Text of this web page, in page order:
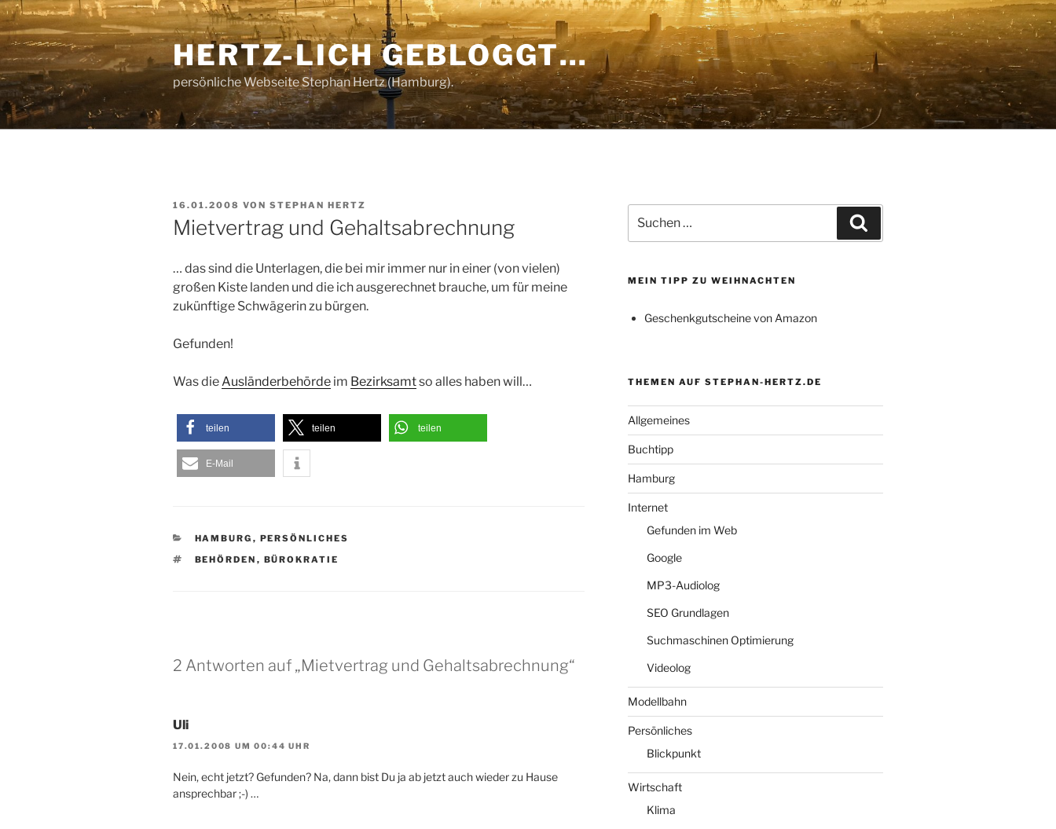
Zum
Inhalt
springen
HERTZ-LICH GEBLOGGT…
persönliche Webseite Stephan Hertz (Hamburg).
VERÖFFENTLICHT
AM
16.01.2008 VON STEPHAN HERTZ
Mietvertrag und Gehaltsabrechnung
… das sind die Unterlagen, die bei mir immer nur in einer (von vielen)
großen Kiste landen und die ich ausgerechnet brauche, um für meine
zukünftige Schwägerin zu bürgen.
Gefunden!
Was dieAusländerbehörde im Bezirksamtso alles haben will…
teilen teilen teilen
E-Mail
KATEGORIEN
HAMBURG , PERSÖNLICHES
SCHLAGWÖRTER
BEHÖRDEN , BÜROKRATIE
2 Antworten auf „Mietvertrag und Gehaltsabrechnung“
Uli
17.01.2008 UM 00:44 UHR
Nein, echt jetzt? Gefunden? Na, dann bist Du ja ab jetzt auch wieder zu Hause
ansprechbar ;-) …
nach:
MEIN TIPP ZU WEIHNACHTEN
Geschenkgutscheine von Amazon
THEMEN AUF STEPHAN-HERTZ.DE
Allgemeines
Buchtipp
Hamburg
Internet
Gefunden im Web
Google
MP3-Audiolog
SEO Grundlagen
Suchmaschinen Optimierung
Videolog
Modellbahn
Persönliches
Blickpunkt
Wirtschaft
Klima